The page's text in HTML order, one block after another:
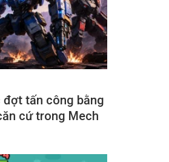
tấn công bằng
cứ trong Mech